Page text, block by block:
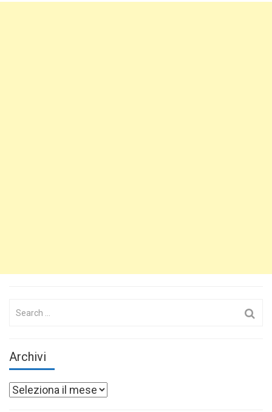
Archivi
Archivi